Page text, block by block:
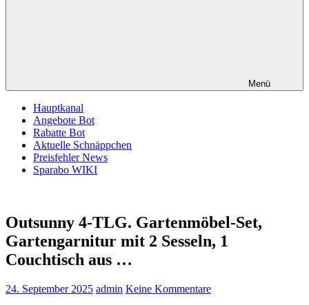
Menü
Hauptkanal
Angebote Bot
Rabatte Bot
Aktuelle Schnäppchen
Preisfehler News
Sparabo WIKI
Outsunny 4-TLG. Gartenmöbel-Set,
Gartengarnitur mit 2 Sesseln, 1
Couchtisch aus …
24. September 2025 admin Keine Kommentare